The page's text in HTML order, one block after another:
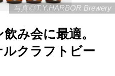
写真◎T.Y.HARBOR Brewery
み会に最適。
クラフトビー